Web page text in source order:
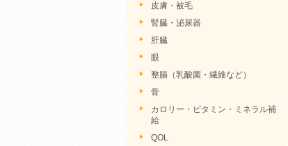
皮膚・被毛
腎臓・泌尿器
肝臓
眼
整腸（乳酸菌・繊維など）
骨
カロリー・ビタミン・ミネラル補
給
QOL